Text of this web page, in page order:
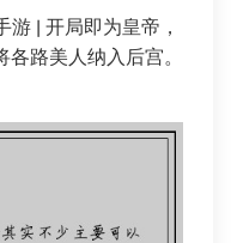
游 | 开局即为皇帝，
各路美人纳入后宫。